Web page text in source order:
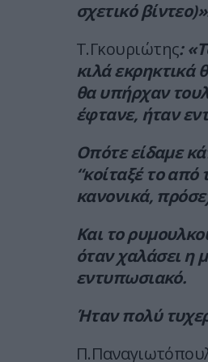
σχετικό
Τ.Γκουριώτης:
κιλά εκρηκτικά
θα υπήρχαν
έφτανε, ήταν ε
Οπότε είδαμε
“κοίταξέ το
κανονικά,
Και το
όταν χαλάσει η
εντυπωσιακό.
Ήταν πολύ